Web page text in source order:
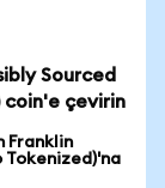
Sourced
coin'e çevirin
Franklin
Tokenized)'na